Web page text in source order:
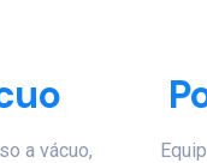
a vácuo,